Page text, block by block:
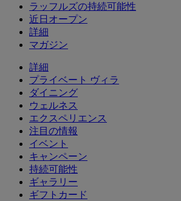
ラッフルズの持続可能性
近日オープン
詳細
マガジン
詳細
プライベート ヴィラ
ダイニング
ウェルネス
エクスペリエンス
注目の情報
イベント
キャンペーン
持続可能性
ギャラリー
ギフトカード